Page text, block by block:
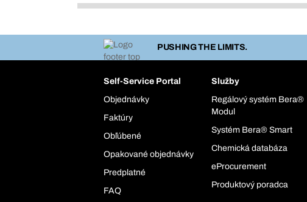
PUSHING THE LIMITS.
Self-Service Portal
Objednávky
Faktúry
Obľúbené
Opakované objednávky
Predplatné
FAQ
Služby
Regálový systém Bera®
Modul
Systém Bera® Smart
Chemická databáza
eProcurement
Produktový poradca